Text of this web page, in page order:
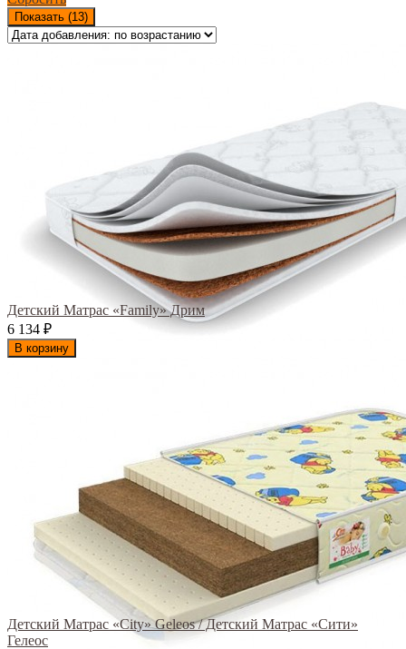
Показать (13)
Детский Матрас «Family» Дрим
6 134 ₽
В корзину
Детский Матрас «City» Geleos / Детский Матрас «Сити»
Гелеос